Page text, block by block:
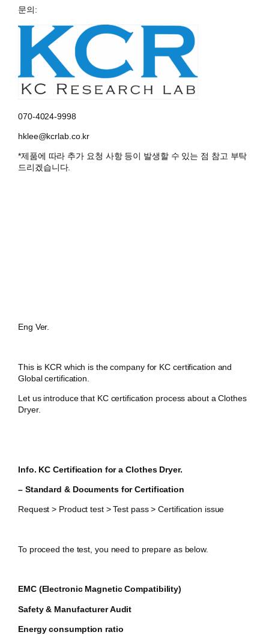
문의:
070-4024-9998
hklee@kcrlab.co.kr
*제품에 따라 추가 요청 사항 등이 발생할 수 있는 점 참고 부탁
드리겠습니다.
Eng Ver.
This is KCR which is the company for KC certification and
Global certification.
Let us introduce that KC certification process about a Clothes
Dryer.
Info. KC Certification fora Clothes Dryer.
– Standard & Documents for Certification
Request > Product test > Test pass > Certification issue
To proceed the test, you need to prepare as below.
EMC (Electronic Magnetic Compatibility)
Safety & Manufacturer Audit
Energy consumption ratio